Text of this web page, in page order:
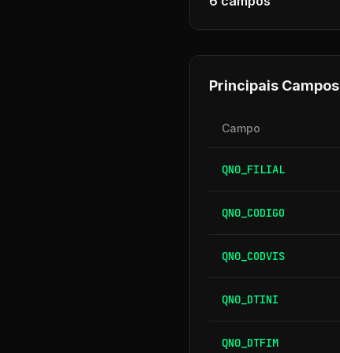
Principais Campos
Campo
QN0_FILIAL
QN0_CODIGO
QN0_CODVIS
QN0_DTINI
QN0_DTFIM